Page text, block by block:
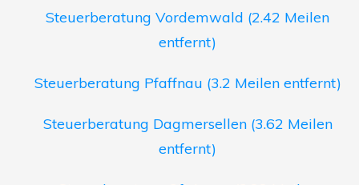
Steuerberatung Vordemwald (2.42 Meilen
entfernt)
Steuerberatung Pfaffnau (3.2 Meilen entfernt)
Steuerberatung Dagmersellen (3.62 Meilen
entfernt)